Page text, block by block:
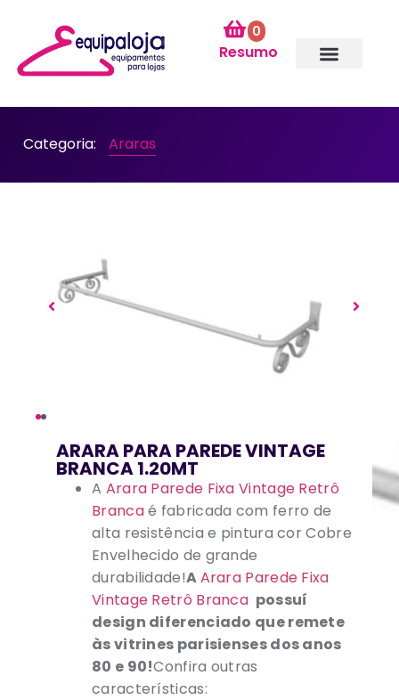
0
Resumo
Categoria: Araras
ARARA PARA PAREDE VINTAGE
BRANCA 1.20MT
A Arara Parede Fixa Vintage Retrô
Brancaé fabricada com ferro de
alta resistência e pintura cor Cobre
Envelhecido de grande
durabilidade!AArara Parede Fixa
Vintage Retrô Branca possuí
design diferenciado que remete
às vitrines parisienses dos anos
80 e 90!Confira outras
características: